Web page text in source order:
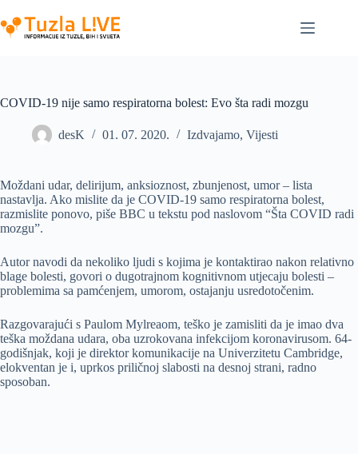
to
content
COVID-19 nije samo respiratorna bolest: Evo šta radi mozgu
desK 01. 07. 2020. Izdvajamo, Vijesti
Moždani udar, delirijum, anksioznost, zbunjenost, umor – lista
nastavlja. Ako mislite da je COVID-19 samo respiratorna bolest,
razmislite ponovo, piše BBC u tekstu pod naslovom “Šta COVID radi
mozgu”.
Autor navodi da nekoliko ljudi s kojima je kontaktirao nakon relativno
blage bolesti, govori o dugotrajnom kognitivnom utjecaju bolesti –
problemima sa pamćenjem, umorom, ostajanju usredotočenim.
Razgovarajući s Paulom Mylreaom, teško je zamisliti da je imao dva
teška moždana udara, oba uzrokovana infekcijom koronavirusom. 64-
godišnjak, koji je direktor komunikacije na Univerzitetu Cambridge,
elokventan je i, uprkos priličnoj slabosti na desnoj strani, radno
sposoban.